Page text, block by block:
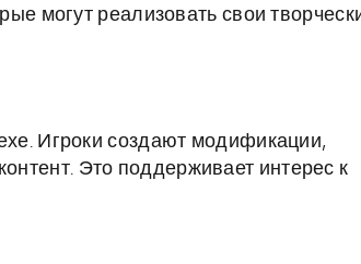
могут реализовать свои
Игроки создают модификации,
Это поддерживает интерес к